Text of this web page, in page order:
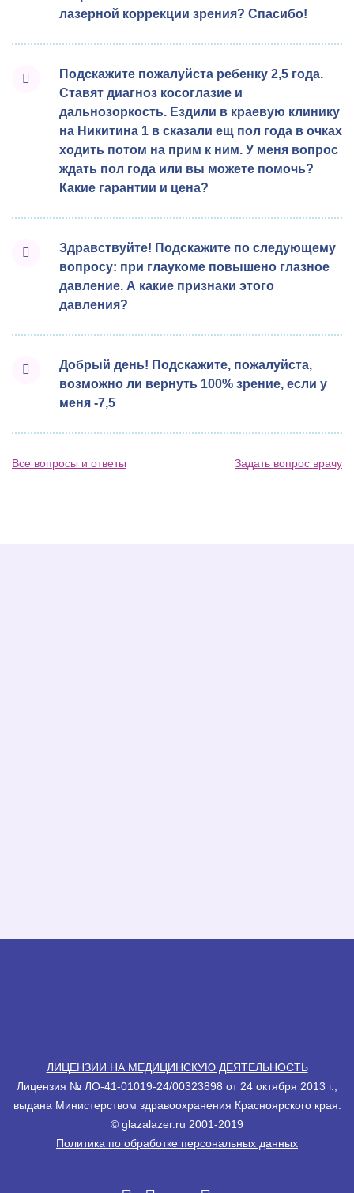
лазерной коррекции зрения? Спасибо!
Подскажите пожалуйста ребенку 2,5 года.
Ставят диагноз косоглазие и
дальнозоркость. Ездили в краевую клинику
на Никитина 1 в сказали ещ пол года в очках
ходить потом на прим к ним. У меня вопрос
ждать пол года или вы можете помочь?
Какие гарантии и цена?
Здравствуйте! Подскажите по следующему
вопросу: при глаукоме повышено глазное
давление. А какие признаки этого
давления?
Добрый день! Подскажите, пожалуйста,
возможно ли вернуть 100% зрение, если у
меня -7,5
Все вопросы и ответы Задать вопрос врачу
ЛИЦЕНЗИИ НА МЕДИЦИНСКУЮ ДЕЯТЕЛЬНОСТЬ
Лицензия № ЛО-41-01019-24/00323898 от 24 октября 2013 г.,
выдана Министерством здравоохранения Красноярского края.
© glazalazеr.ru 2001-2019
Политика по обработке персональных данных